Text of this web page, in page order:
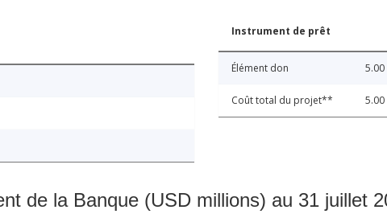
Instrument de prêt
Élément don 5.00
Coût total du projet** 5.00
de la Banque (USD millions) au 31 juillet